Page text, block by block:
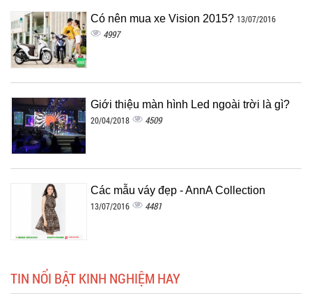
Có nên mua xe Vision 2015? 13/07/2016
4997
Giới thiệu màn hình Led ngoài trời là gì?
20/04/2018 4509
Các mẫu váy đẹp - AnnA Collection
13/07/2016 4481
TIN NỔI BẬT KINH NGHIỆM HAY